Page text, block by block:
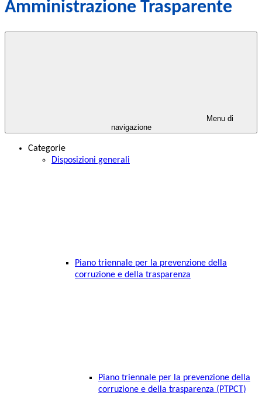
Amministrazione Trasparente
Menu di
navigazione
Categorie
Disposizioni generali
Piano triennale per la prevenzione della
corruzione e della trasparenza
Piano triennale per la prevenzione della
corruzione e della trasparenza (PTPCT)